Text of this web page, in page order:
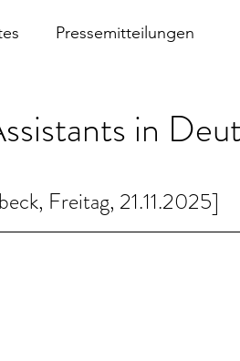
Pressemitteilungen
in
Freitag, 21.11.2025]